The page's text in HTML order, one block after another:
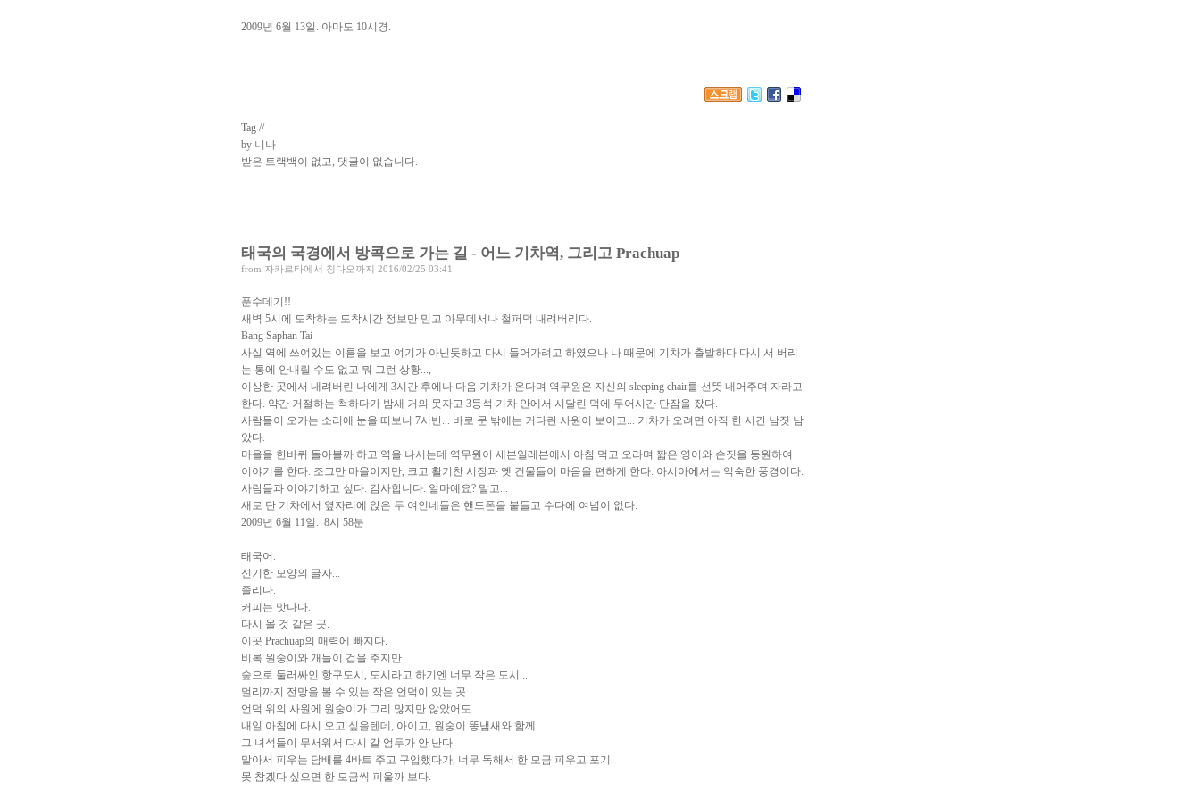
2009년 6월 13일. 아마도 10시경.
Tag //
by 니나
받은 트랙백이 없고, 댓글이 없습니다.
태국의 국경에서 방콕으로 가는 길 - 어느 기차역, 그리고 Prachuap
from 자카르타에서 칭다오까지 2016/02/25 03:41
푼수데기!!
새벽 5시에 도착하는 도착시간 정보만 믿고 아무데서나 철퍼덕 내려버리다.
Bang Saphan Tai
사실 역에 쓰여있는 이름을 보고 여기가 아닌듯하고 다시 들어가려고 하였으나 나 때문에 기차가 출발하다 다시 서 버리
는 통에 안내릴 수도 없고 뭐 그런 상황...,
이상한 곳에서 내려버린 나에게 3시간 후에나 다음 기차가 온다며 역무원은 자신의 sleeping chair를 선뜻 내어주며 자라고
한다. 약간 거절하는 척하다가 밤새 거의 못자고 3등석 기차 안에서 시달린 덕에 두어시간 단잠을 잤다.
사람들이 오가는 소리에 눈을 떠보니 7시반... 바로 문 밖에는 커다란 사원이 보이고... 기차가 오려면 아직 한 시간 남짓 남
았다.
마을을 한바퀴 돌아볼까 하고 역을 나서는데 역무원이 세븐일레븐에서 아침 먹고 오라며 짧은 영어와 손짓을 동원하여
이야기를 한다. 조그만 마을이지만, 크고 활기찬 시장과 옛 건물들이 마음을 편하게 한다. 아시아에서는 익숙한 풍경이다.
사람들과 이야기하고 싶다. 감사합니다. 얼마예요? 말고...
새로 탄 기차에서 옆자리에 앉은 두 여인네들은 핸드폰을 붙들고 수다에 여념이 없다.
2009년 6월 11일. 8시 58분
태국어.
신기한 모양의 글자...
졸리다.
커피는 맛나다.
다시 올 것 같은 곳.
이곳 Prachuap의 매력에 빠지다.
비록 원숭이와 개들이 겁을 주지만
숲으로 둘러싸인 항구도시, 도시라고 하기엔 너무 작은 도시...
멀리까지 전망을 볼 수 있는 작은 언덕이 있는 곳.
언덕 위의 사원에 원숭이가 그리 많지만 않았어도
내일 아침에 다시 오고 싶을텐데, 아이고, 원숭이 똥냄새와 함께
그 녀석들이 무서워서 다시 갈 엄두가 안 난다.
말아서 피우는 담배를 4바트 주고 구입했다가, 너무 독해서 한 모금 피우고 포기.
못 참겠다 싶으면 한 모금씩 피울까 보다.